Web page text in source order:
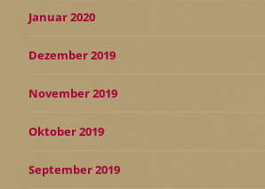
Januar 2020
Dezember 2019
November 2019
Oktober 2019
September 2019